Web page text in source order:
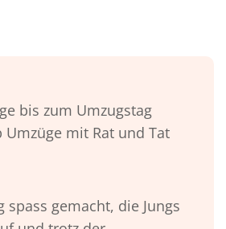
bis zum Umzugstag
Umzüge mit Rat und Tat
spass gemacht, die Jungs